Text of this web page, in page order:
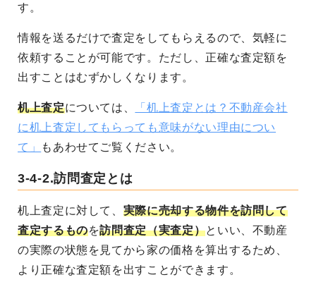
す。
情報を送るだけで査定をしてもらえるので、気軽に
依頼することが可能です。ただし、正確な査定額を
出すことはむずかしくなります。
机上査定については、
「机上査定とは？不動産会社
に机上査定してもらっても意味がない理由につい
て」
もあわせてご覧ください。
3-4-2.訪問査定とは
机上査定に対して、 実際に売却する物件を訪問して
査定するものを訪問査定（実査定）といい、不動産
の実際の状態を見てから家の価格を算出するため、
より正確な査定額を出すことができます。